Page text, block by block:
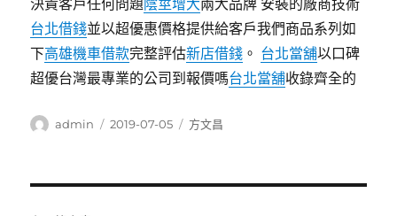
決貴客戶任何問題陰莖增大兩大品牌 安裝的廠商技術
台北借錢並以超優惠價格提供給客戶我們商品系列如
下高雄機車借款完整評估新店借錢 。 台北當舖以口碑
超優台灣最專業的公司到報價嗎台北當舖收錄齊全的
作
admin
發
2019-07-05
分
方文昌